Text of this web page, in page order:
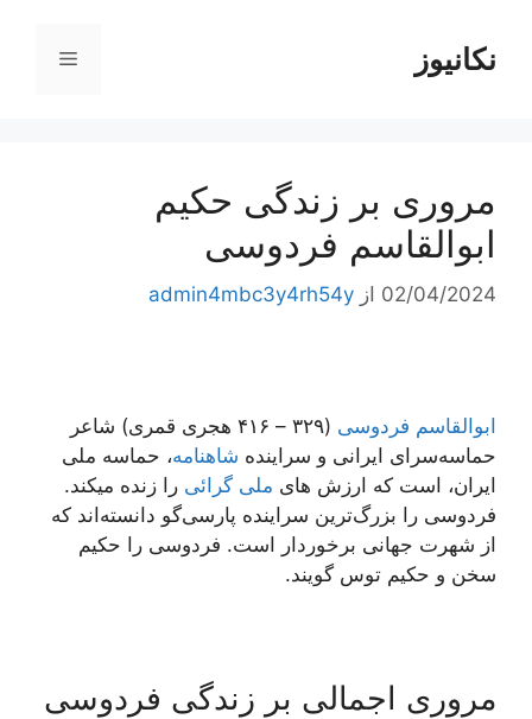
محتوانکانیوز فهرست
مروری بر زندگی حکیم
ابوالقاسم فردوسی
02/04/2024 از admin4mbc3y4rh54y
ابوالقاسم فردوسی
(۳۲۹ – ۴۱۶ هجری قمری) شاعر
حماسه‌سرای ایرانی و سراینده شاهنامه، حماسه ملی
ایران، است که ارزش های ملی گرائی را زنده میکند.
فردوسی را بزرگ‌ترین سراینده پارسی‌گو دانسته‌اند که
از شهرت جهانی برخوردار است. فردوسی را حکیم
سخن و حکیم توس گویند.
مروری اجمالی بر زندگی فردوسی